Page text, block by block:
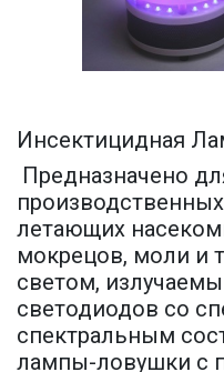
Инсектицидная
Предназначено
летающих
мокрецов, моли и
светом,
светодиодов со
спектральным
лампы-ловушки с